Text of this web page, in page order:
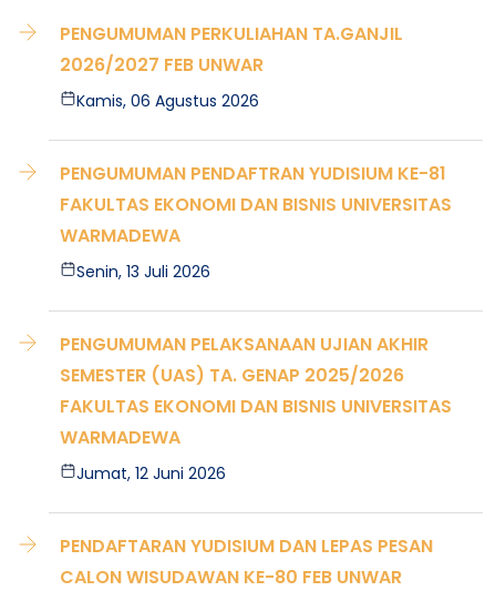
PENGUMUMAN PERKULIAHAN TA.GANJIL
2026/2027 FEB UNWAR
Kamis, 06 Agustus 2026
PENGUMUMAN PENDAFTRAN YUDISIUM KE-81
FAKULTAS EKONOMI DAN BISNIS UNIVERSITAS
WARMADEWA
Senin, 13 Juli 2026
PENGUMUMAN PELAKSANAAN UJIAN AKHIR
SEMESTER (UAS) TA. GENAP 2025/2026
FAKULTAS EKONOMI DAN BISNIS UNIVERSITAS
WARMADEWA
Jumat, 12 Juni 2026
PENDAFTARAN YUDISIUM DAN LEPAS PESAN
CALON WISUDAWAN KE-80 FEB UNWAR